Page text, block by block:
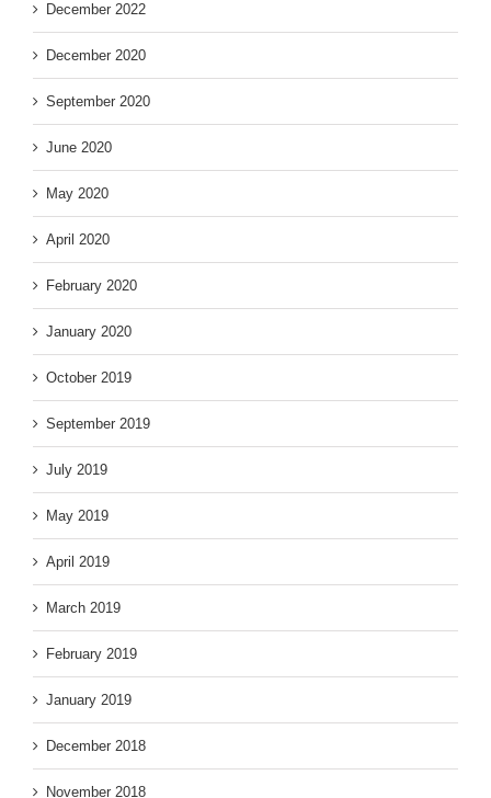
December 2022
December 2020
September 2020
June 2020
May 2020
April 2020
February 2020
January 2020
October 2019
September 2019
July 2019
May 2019
April 2019
March 2019
February 2019
January 2019
December 2018
November 2018